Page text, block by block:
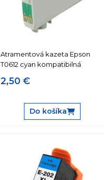
Atramentová kazeta Epson
T0612 cyan kompatibilná
2,50 €
Do košíka